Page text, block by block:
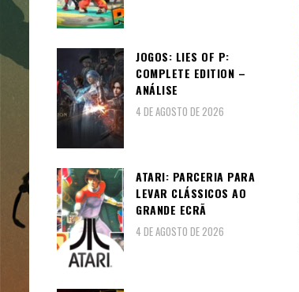
JOGOS: LIES OF P:
COMPLETE EDITION –
ANÁLISE
4 DE AGOSTO DE 2026
ATARI: PARCERIA PARA
LEVAR CLÁSSICOS AO
GRANDE ECRÃ
4 DE AGOSTO DE 2026